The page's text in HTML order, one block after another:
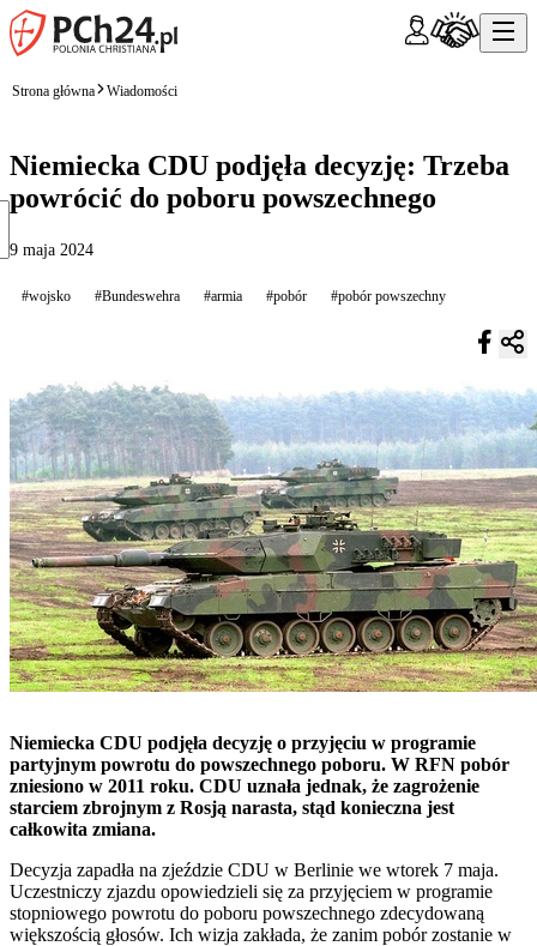
Strona główna Wiadomości
Niemiecka CDU podjęła decyzję: Trzeba
powrócić do poboru powszechnego
9 maja 2024
#wojsko #Bundeswehra #armia #pobór #pobór powszechny
Niemiecka CDU podjęła decyzję o przyjęciu w programie
partyjnym powrotu do powszechnego poboru. W RFN pobór
zniesiono w 2011 roku. CDU uznała jednak, że zagrożenie
starciem zbrojnym z Rosją narasta, stąd konieczna jest
całkowita zmiana.
Decyzja zapadła na zjeździe CDU w Berlinie we wtorek 7 maja.
Uczestniczy zjazdu opowiedzieli się za przyjęciem w programie
stopniowego powrotu do poboru powszechnego zdecydowaną
większością głosów. Ich wizja zakłada, że zanim pobór zostanie w